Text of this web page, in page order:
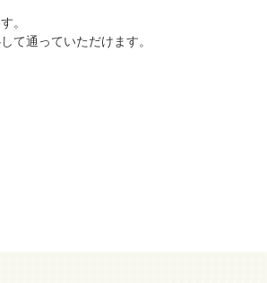
。
て通っていただけます。